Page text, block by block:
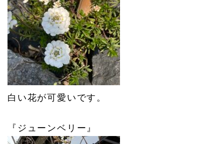
白い花が可愛いです。
『ジューンベリー』